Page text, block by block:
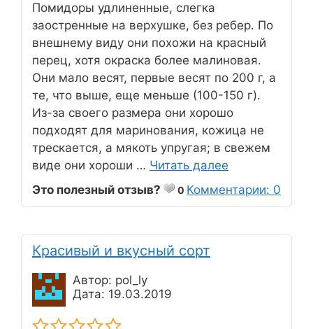
Помидоры удлиненные, слегка
заостренные на верхушке, без ребер. По
внешнему виду они похожи на красный
перец, хотя окраска более малиновая.
Они мало весят, первые весят по 200 г, а
те, что выше, еще меньше (100-150 г).
Из-за своего размера они хорошо
подходят для маринования, кожица не
трескается, а мякоть упругая; в свежем
виде они хороши … Читать далее
Это полезный отзыв?
0 Комментарии: 0
Красивый и вкусный сорт
Автор: pol_ly
Дата: 19.03.2019